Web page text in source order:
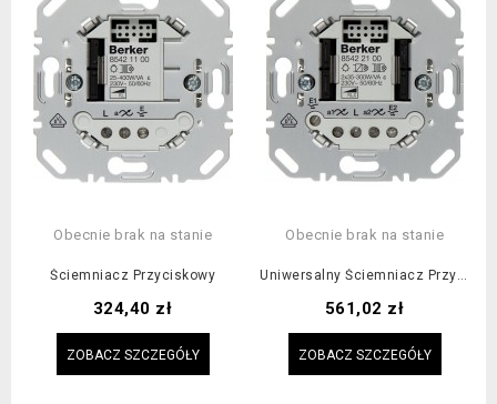
Obecnie brak na stanie
Ściemniacz Przyciskowy
Cena
324,40 zł
ZOBACZ SZCZEGÓŁY
Obecnie brak na stanie
Uniwersalny Ściemniacz Przyciskowy 2-Krotny
Cena
561,02 zł
ZOBACZ SZCZEGÓŁY